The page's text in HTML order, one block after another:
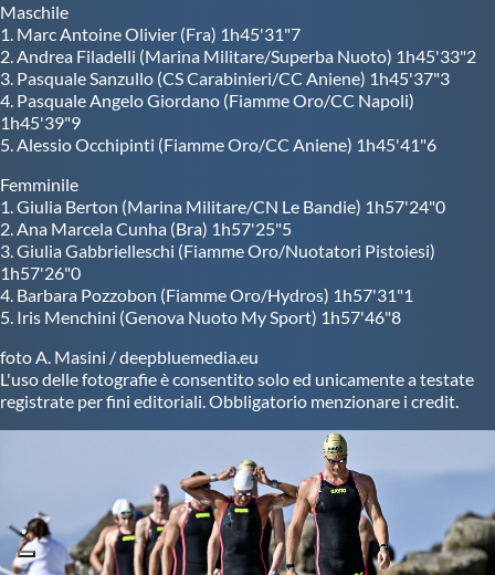
Maschile
1. Marc Antoine Olivier (Fra) 1h45'31"7
2. Andrea Filadelli (Marina Militare/Superba Nuoto) 1h45'33"2
3. Pasquale Sanzullo (CS Carabinieri/CC Aniene) 1h45'37"3
4. Pasquale Angelo Giordano (Fiamme Oro/CC Napoli)
1h45'39"9
5. Alessio Occhipinti (Fiamme Oro/CC Aniene) 1h45'41"6
Femminile
1. Giulia Berton (Marina Militare/CN Le Bandie) 1h57'24"0
2. Ana Marcela Cunha (Bra) 1h57'25"5
3. Giulia Gabbrielleschi (Fiamme Oro/Nuotatori Pistoiesi)
1h57'26"0
4. Barbara Pozzobon (Fiamme Oro/Hydros) 1h57'31"1
5. Iris Menchini (Genova Nuoto My Sport) 1h57'46"8
foto A. Masini / deepbluemedia.eu
L'uso delle fotografie è consentito solo ed unicamente a testate
registrate per fini editoriali. Obbligatorio menzionare i credit.